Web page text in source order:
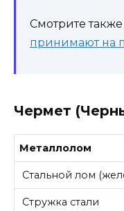
Смотрите также
принимают на
Чермет
Металлолом
Стальной лом
Стружка стали